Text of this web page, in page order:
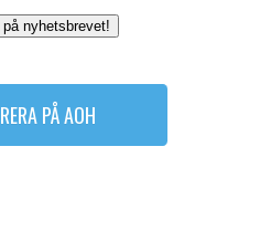
på nyhetsbrevet!
PÅ AOH